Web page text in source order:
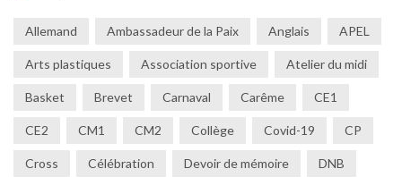
Allemand Ambassadeur de la Paix Anglais APEL
Arts plastiques Association sportive Atelier du midi
Basket Brevet Carnaval Carême CE1
CE2 CM1 CM2 Collège Covid-19 CP
Cross Célébration Devoir de mémoire DNB